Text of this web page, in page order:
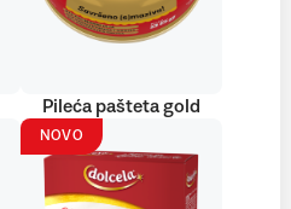
Pileća pašteta gold
NOVO